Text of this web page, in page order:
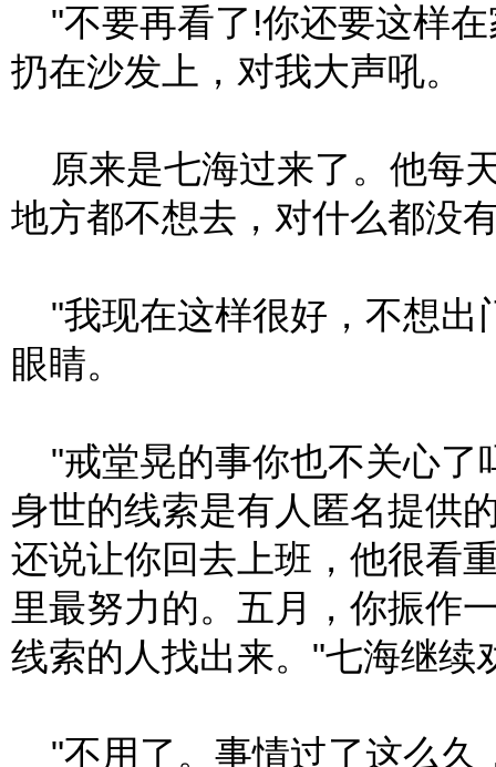
"不要再看了!你还要这样
扔在沙发上，对我大声吼。
原来是七海过来了。他每
地方都不想去，对什么都没
"我现在这样很好，不想出
眼睛。
"戒堂晃的事你也不关心了
身世的线索是有人匿名提供
还说让你回去上班，他很看
里最努力的。五月，你振作
线索的人找出来。"七海继续
"不用了。事情过了这么久